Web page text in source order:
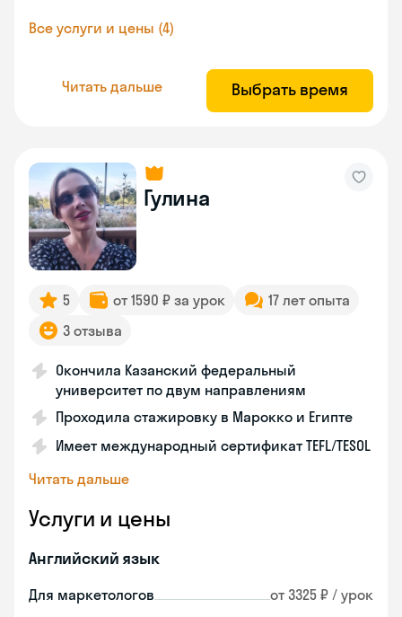
Все услуги и цены (4)
Читать дальше Выбрать время
Гулина
5 от 1590 ₽ за урок
17 лет опыта
3 отзыва
Окончила Казанский федеральный
университет по двум направлениям
Проходила стажировку в Марокко и Египте
Имеет международный сертификат TEFL/TESOL
Читать дальше
Услуги и цены
Английский язык
Для маркетологов от 3325 ₽ / урок